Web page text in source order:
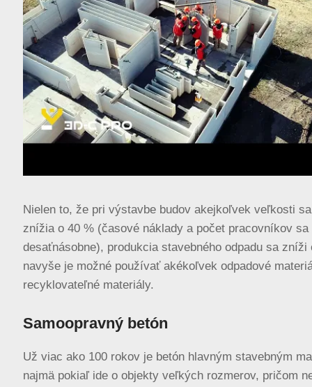
Nielen to, že pri výstavbe budov akejkoľvek veľkosti
znížia o 40 % (časové náklady a počet pracovníkov
desaťnásobne), produkcia stavebného odpadu sa zníži
navyše je možné používať akékoľvek odpadové
recyklovateľné materiály.
Samoopravný betón
Už viac ako 100 rokov je betón hlavným stavebným
najmä pokiaľ ide o objekty veľkých rozmerov, pričom